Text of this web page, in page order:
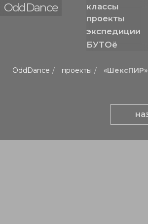
экспедиции
OddDance
OddDance / проекты / «ШексПИР»